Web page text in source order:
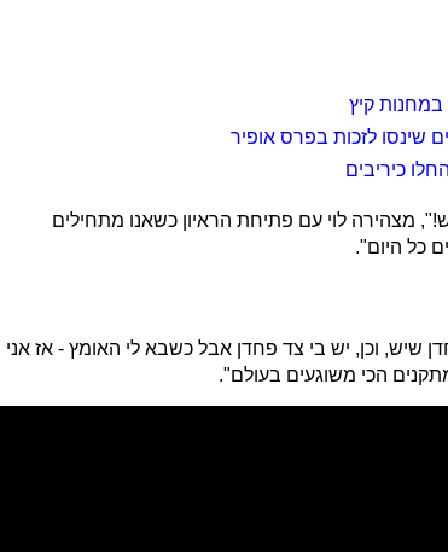
במחנות קיץ
שינסו לזכות בפרס אופיר
כיריבים
מצהירה לוי עם פתיחת הראיון כשאנו מתחילים
כל היום".
שיש, וכן, יש בי צד פחדן אבל כשבא לי האומץ - אז אני
הכי משוגעים בעולם".